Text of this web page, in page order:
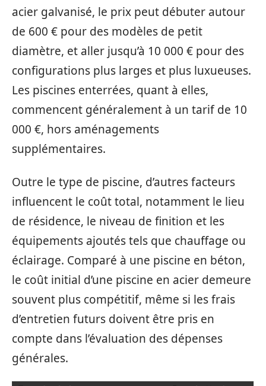
acier galvanisé, le prix peut débuter autour
de 600 € pour des modèles de petit
diamètre, et aller jusqu’à 10 000 € pour des
configurations plus larges et plus luxueuses.
Les piscines enterrées, quant à elles,
commencent généralement à un tarif de 10
000 €, hors aménagements
supplémentaires.
Outre le type de piscine, d’autres facteurs
influencent le coût total, notamment le lieu
de résidence, le niveau de finition et les
équipements ajoutés tels que chauffage ou
éclairage. Comparé à une piscine en béton,
le coût initial d’une piscine en acier demeure
souvent plus compétitif, même si les frais
d’entretien futurs doivent être pris en
compte dans l’évaluation des dépenses
générales.